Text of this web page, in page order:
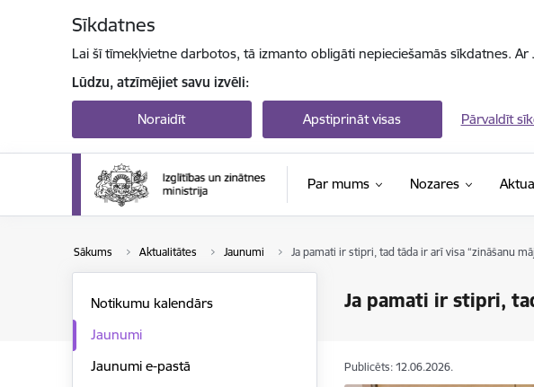
Sīkdatnes
Lai šī tīmekļvietne darbotos, tā izmanto obligāti nepieciešamās sīkdatnes.
Lūdzu, atzīmējiet savu izvēli:
Noraidīt Apstiprināt visas Pārvaldīt
Par mums Nozares
Sākums Aktualitātes Jaunumi Ja pamati ir stipri, tad tāda ir arī visa “zināšanu
Ja pamati ir stipri,
Notikumu kalendārs
Jaunumi
Jaunumi e-pastā
Publicēts: 12.06.2026.